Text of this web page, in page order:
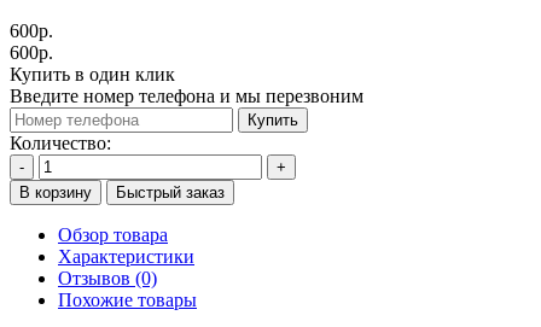
600р.
600р.
Купить в один клик
Введите номер телефона и мы перезвоним
Купить
Количество:
-
+
В корзину
Быстрый заказ
Обзор товара
Характеристики
Отзывов (0)
Похожие товары